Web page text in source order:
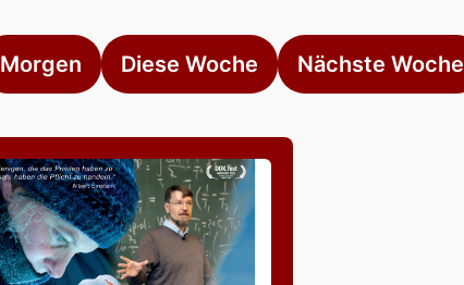
Morgen Diese Woche Nächste Woche